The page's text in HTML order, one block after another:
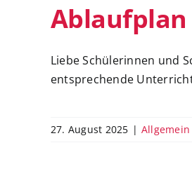
Ablaufplan
Liebe Schülerinnen und
entsprechende
27. August 2025 | Allgemein